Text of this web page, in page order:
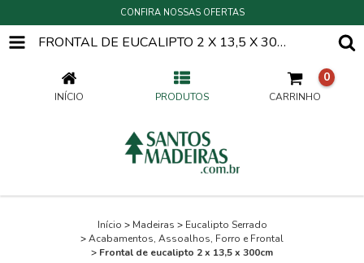
CONFIRA NOSSAS OFERTAS
FRONTAL DE EUCALIPTO 2 X 13,5 X 300CM
INÍCIO PRODUTOS CARRINHO
0
Início > Madeiras > Eucalipto Serrado
>Acabamentos, Assoalhos, Forro e Frontal
> Frontal de eucalipto 2 x 13,5 x 300cm